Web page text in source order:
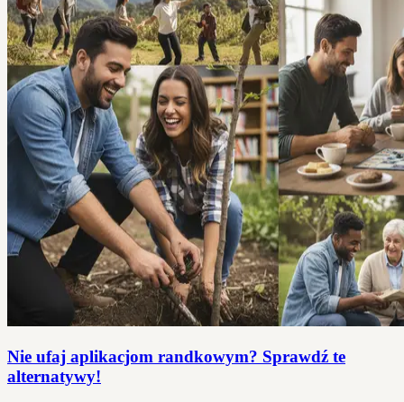
Nie ufaj aplikacjom randkowym? Sprawdź te
alternatywy!